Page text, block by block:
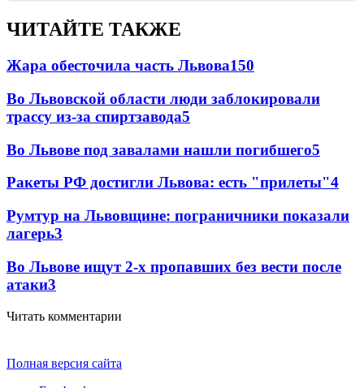
ЧИТАЙТЕ ТАКЖЕ
Жара обесточила часть Львова150
Во Львовской области люди заблокировали
трассу из-за спиртзавода5
Во Львове под завалами нашли погибшего5
Ракеты РФ достигли Львова: есть "прилеты"4
Румтур на Львовщине: пограничники показали
лагерь3
Во Львове ищут 2-х пропавших без вести после
атаки3
Читать комментарии
Полная версия сайта